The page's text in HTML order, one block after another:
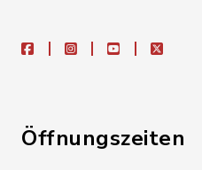
facebookinstagramyoutubeX
Öffnungszeiten